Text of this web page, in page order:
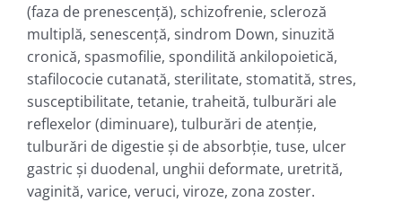
(faza de prenescenţă), schizofrenie, scleroză
multiplă, senescenţă, sindrom Down, sinuzită
cronică, spasmofilie, spondilită ankilopoietică,
stafilococie cutanată, sterilitate, stomatită, stres,
susceptibilitate, tetanie, traheită, tulburări ale
reflexelor (diminuare), tulburări de atenţie,
tulburări de digestie şi de absorbţie, tuse, ulcer
gastric şi duodenal, unghii deformate, uretrită,
vaginită, varice, veruci, viroze, zona zoster.